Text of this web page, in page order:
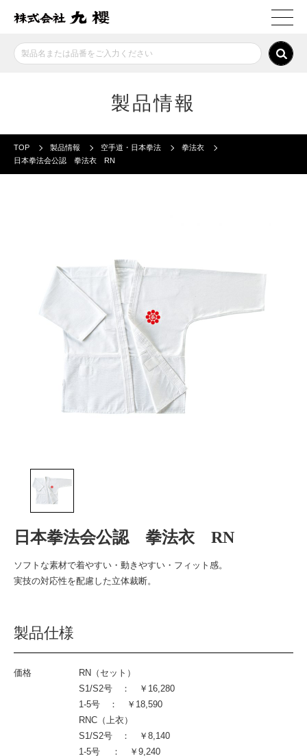
製品情報
TOP 製品情報 空手道・日本拳法
拳法衣
日本拳法会公認 拳法衣 RN
日本拳法会公認 拳法衣 RN
ソフトな素材で着やすい・動きやすい・フィット感。
実技の対応性を配慮した立体裁断。
製品仕様
価格
RN（セット）
S1/S2号 ： ￥16,280
1-5号 ： ￥18,590
RNC（上衣）
S1/S2号 ： ￥8,140
1-5号 ： ￥9,240